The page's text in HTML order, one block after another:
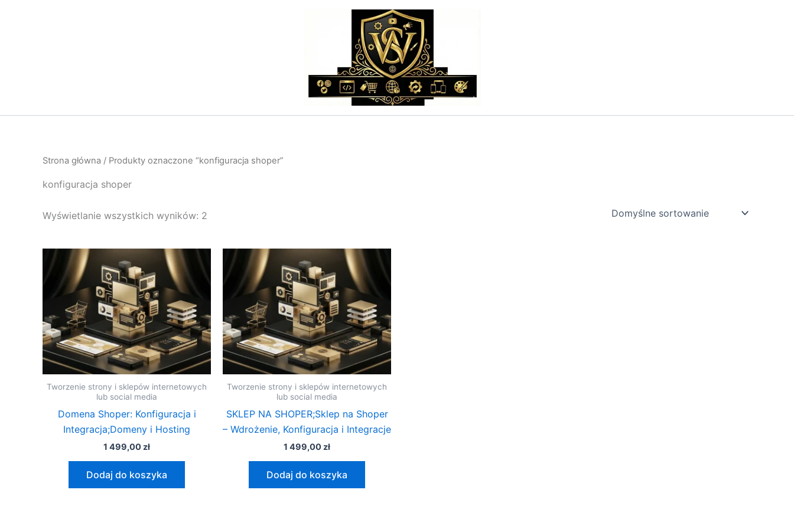
Strona główna / Produkty oznaczone “konfiguracja shoper”
konfiguracja shoper
Wyświetlanie wszystkich wyników: 2
Tworzenie strony i sklepów internetowych
lub social media
Domena Shoper: Konfiguracja i
Integracja;Domeny i Hosting
1 499,00 zł
Dodaj do koszyka
Tworzenie strony i sklepów internetowych
lub social media
SKLEP NA SHOPER;Sklep na Shoper
– Wdrożenie, Konfiguracja i Integracje
1 499,00 zł
Dodaj do koszyka